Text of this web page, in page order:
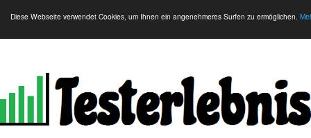
Diese Webseite verwendet Cookies, um Ihnen ein angenehmeres Surfen zu ermöglichen.